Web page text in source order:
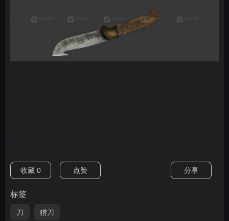
收藏 0 点赞 分享
标签
刀 猎刀